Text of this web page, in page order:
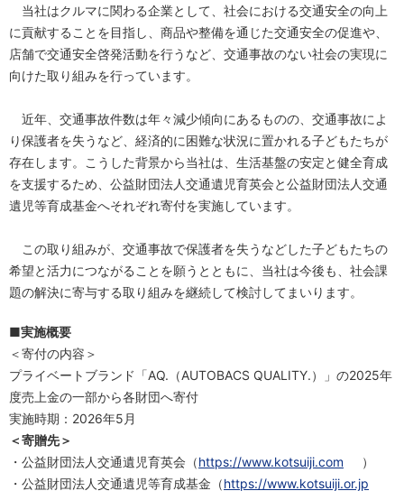
当社はクルマに関わる企業として、社会における交通安全の向上
に貢献することを目指し、商品や整備を通じた交通安全の促進や、
店舗で交通安全啓発活動を行うなど、交通事故のない社会の実現に
向けた取り組みを行っています。
近年、交通事故件数は年々減少傾向にあるものの、交通事故によ
り保護者を失うなど、経済的に困難な状況に置かれる子どもたちが
存在します。こうした背景から当社は、生活基盤の安定と健全育成
を支援するため、公益財団法人交通遺児育英会と公益財団法人交通
遺児等育成基金へそれぞれ寄付を実施しています。
この取り組みが、交通事故で保護者を失うなどした子どもたちの
希望と活力につながることを願うとともに、当社は今後も、社会課
題の解決に寄与する取り組みを継続して検討してまいります。
■実施概要
＜寄付の内容＞
プライベートブランド「AQ.（AUTOBACS QUALITY.）」の2025年
度売上金の一部から各財団へ寄付
実施時期：2026年5月
＜寄贈先＞
・公益財団法人交通遺児育英会（https://www.kotsuiji.com
）
・公益財団法人交通遺児等育成基金（https://www.kotsuiji.or.jp